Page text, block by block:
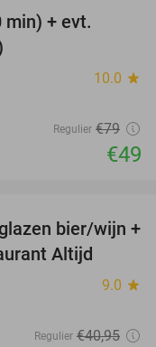
min) + evt.
10.0 star
Regulier €79
€49
21%
bier/wijn +
Altijd
9.0 star
Regulier €40,95